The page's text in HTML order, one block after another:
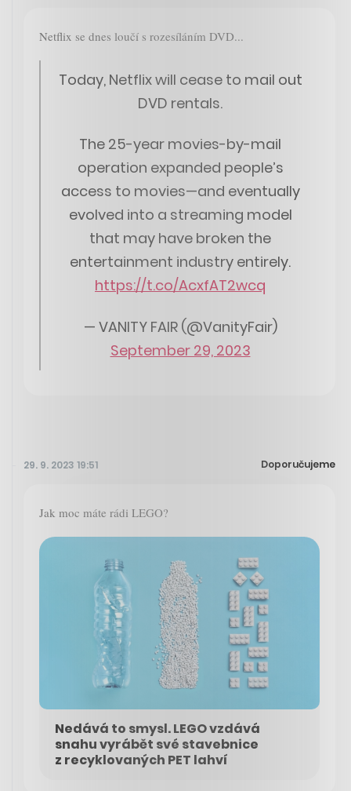
Netflix se dnes loučí s rozesíláním DVD...
Today, Netflix will cease to mail out
DVD rentals.
The 25-year movies-by-mail
operation expanded people’s
access to movies—and eventually
evolved into a streaming model
that may have broken the
entertainment industry entirely.
https://t.co/AcxfAT2wcq
— VANITY FAIR (@VanityFair)
September 29, 2023
29. 9. 2023 19:51 Doporučujeme
Jak moc máte rádi LEGO?
Nedává to smysl. LEGO vzdává
snahu vyrábět své stavebnice
z recyklovaných PET lahví